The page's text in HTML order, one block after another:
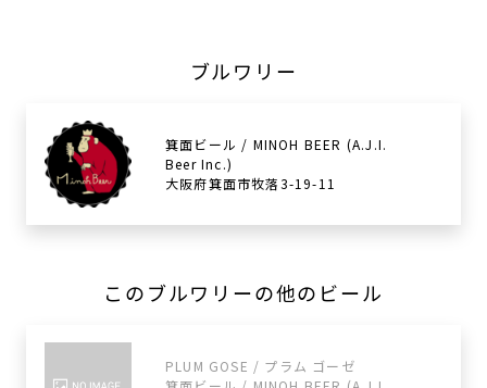
ブルワリー
箕面ビール / MINOH BEER (A.J.I.
Beer Inc.)
大阪府箕面市牧落3-19-11
このブルワリーの他のビール
PLUM GOSE / プラム ゴーゼ